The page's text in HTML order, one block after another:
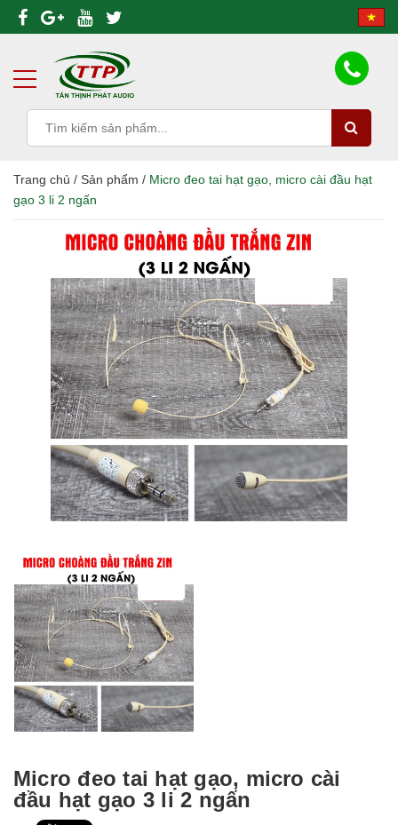
Trang chủ / Sản phẩm / Micro đeo tai hạt gạo, micro cài đầu hạt
gạo 3 li 2 ngấn
Micro đeo tai hạt gạo, micro cài
đầu hạt gạo 3 li 2 ngấn